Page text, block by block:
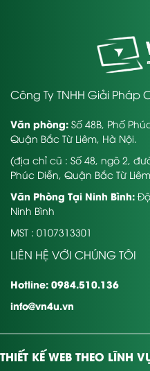
Công Ty TNHH Giải Pháp
Văn phòng: Số 48B, Phố
Quận Bắc Từ Liêm, Hà Nội.
(địa chỉ cũ : Số 48, ngõ 2,
Phúc Diễn, Quận Bắc Từ
Văn Phòng Tại Ninh Bình:
Ninh Bình
MST : 0107313301
LIÊN HỆ VỚI CHÚNG TÔI
Hotline: 0984.510.136
info@vn4u.vn
THIẾT KẾ WEB THEO LĨNH